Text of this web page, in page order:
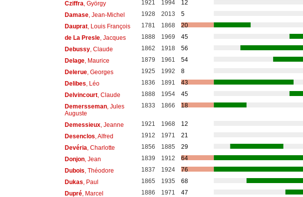
Cziffra, György 1921 1994
12
Damase, Jean-Michel 1928 2013
5
Dauprat, Louis François 1781 1868
20
de La Presle, Jacques 1888 1969
45
Debussy, Claude 1862 1918
56
Delage, Maurice 1879 1961
54
Delerue, Georges 1925 1992
8
Delibes, Léo 1836 1891
43
Delvincourt, Claude 1888 1954
45
Demersseman, Jules
Auguste
1833 1866 18
Demessieux, Jeanne 1921 1968
12
Desenclos, Alfred 1912 1971
21
Devéria, Charlotte 1856 1885
29
Donjon, Jean 1839 1912
64
Dubois, Théodore 1837 1924
76
Dukas, Paul 1865 1935
68
Dupré, Marcel 1886 1971
47